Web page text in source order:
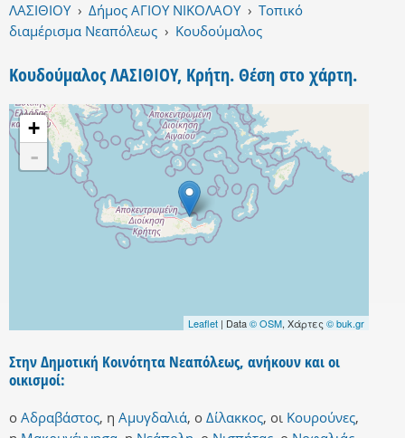
ΛΑΣΙΘΙΟΥ › Δήμος ΑΓΙΟΥ ΝΙΚΟΛΑΟΥ › Τοπικό
διαμέρισμα Νεαπόλεως › Κουδούμαλος
Κουδούμαλος ΛΑΣΙΘΙΟΥ, Κρήτη. Θέση στο χάρτη.
+
-
Leaflet | Data© OSM, Χάρτες © buk.gr
Στην Δημοτική Κοινότητα Νεαπόλεως, ανήκουν και οι
οικισμοί:
ο Αδραβάστος, η Αμυγδαλιά, ο Δίλακκος, οι Κουρούνες,